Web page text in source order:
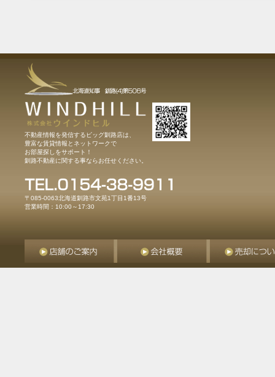
不動産情報を発信するビッグ釧路店は、
豊富な賃貸情報とネットワークで
お部屋探しをサポート！
釧路不動産に関する事ならお任せください。
〒085-0063北海道釧路市文苑1丁目1番13号
営業時間：10:00～17:30